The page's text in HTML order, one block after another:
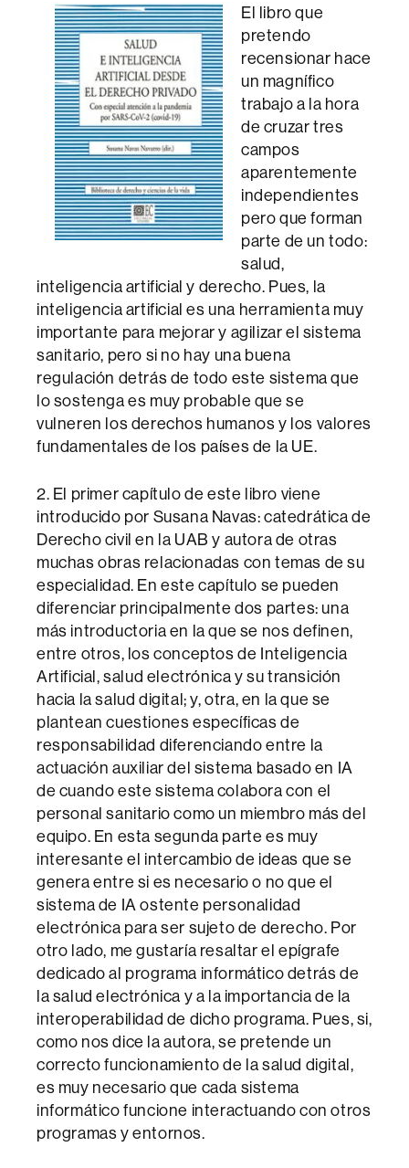
El libro que
pretendo
recensionar hace
un magnífico
trabajo a la hora
de cruzar tres
campos
aparentemente
independientes
pero que forman
parte de un todo:
salud,
inteligencia artificial y derecho. Pues, la
inteligencia artificial es una herramienta muy
importante para mejorar y agilizar el sistema
sanitario, pero si no hay una buena
regulación detrás de todo este sistema que
lo sostenga es muy probable que se
vulneren los derechos humanos y los valores
fundamentales de los países de la UE.
2. El primer capítulo de este libro viene
introducido por Susana Navas: catedrática de
Derecho civil en la UAB y autora de otras
muchas obras relacionadas con temas de su
especialidad. En este capítulo se pueden
diferenciar principalmente dos partes: una
más introductoria en la que se nos definen,
entre otros, los conceptos de Inteligencia
Artificial, salud electrónica y su transición
hacia la salud digital; y, otra, en la que se
plantean cuestiones específicas de
responsabilidad diferenciando entre la
actuación auxiliar del sistema basado en IA
de cuando este sistema colabora con el
personal sanitario como un miembro más del
equipo. En esta segunda parte es muy
interesante el intercambio de ideas que se
genera entre si es necesario o no que el
sistema de IA ostente personalidad
electrónica para ser sujeto de derecho. Por
otro lado, me gustaría resaltar el epígrafe
dedicado al programa informático detrás de
la salud electrónica y a la importancia de la
interoperabilidad de dicho programa. Pues, si,
como nos dice la autora, se pretende un
correcto funcionamiento de la salud digital,
es muy necesario que cada sistema
informático funcione interactuando con otros
programas y entornos.